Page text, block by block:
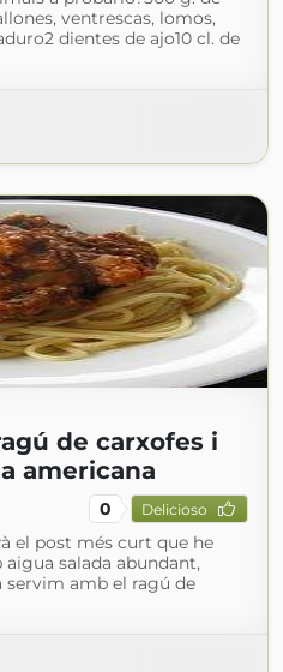
ventrescas, lomos,
dientes de ajo10 cl. de
de carxofes i
americana
0 Delicioso
el post més curt que he
salada abundant,
amb el ragú de